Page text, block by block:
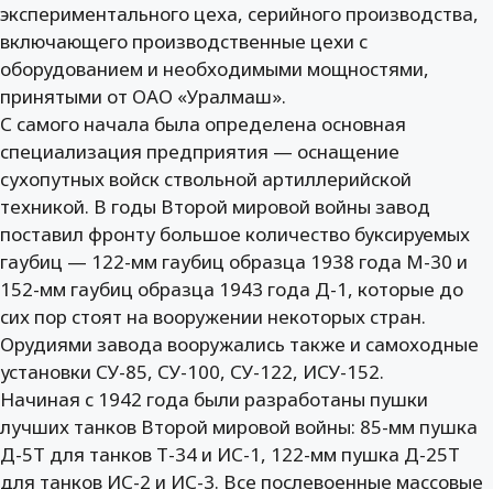
экспериментального цеха, серийного производства,
включающего производственные цехи с
оборудованием и необходимыми мощностями,
принятыми от ОАО «Уралмаш».
С самого начала была определена основная
специализация предприятия — оснащение
сухопутных войск ствольной артиллерийской
техникой. В годы Второй мировой войны завод
поставил фронту большое количество буксируемых
гаубиц — 122-мм гаубиц образца 1938 года М-30 и
152-мм гаубиц образца 1943 года Д-1, которые до
сих пор стоят на вооружении некоторых стран.
Орудиями завода вооружались также и самоходные
установки СУ-85, СУ-100, СУ-122, ИСУ-152.
Начиная с 1942 года были разработаны пушки
лучших танков Второй мировой войны: 85-мм пушка
Д-5Т для танков Т-34 и ИС-1, 122-мм пушка Д-25Т
для танков ИС-2 и ИС-3. Все послевоенные массовые